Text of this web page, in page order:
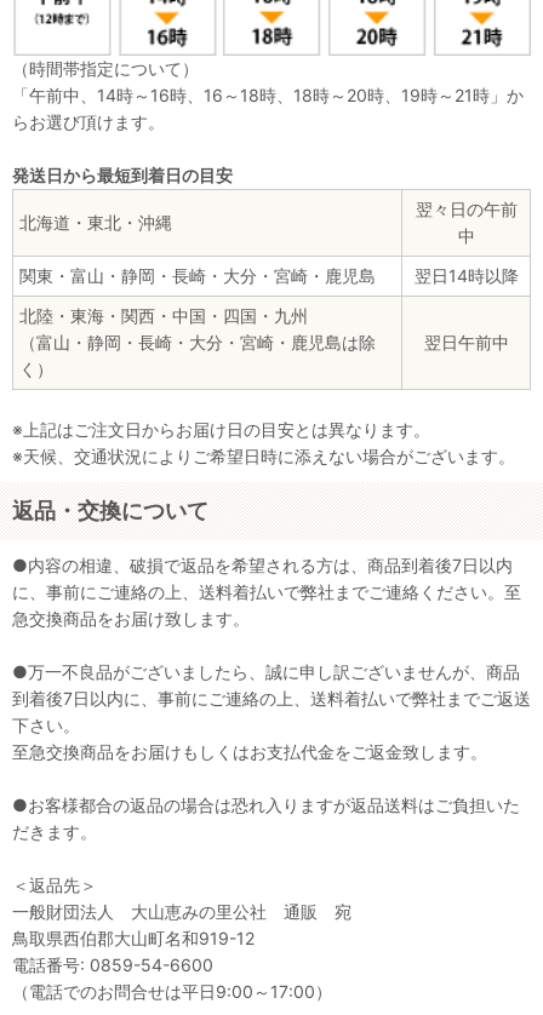
（時間帯指定について）
「午前中、14時～16時、16～18時、18時～20時、19時～21時」か
らお選び頂けます。
発送日から最短到着日の目安
北海道・東北・沖縄
翌々日の午前
中
関東・富山・静岡・長崎・大分・宮崎・鹿児島
翌日14時以降
北陸・東海・関西・中国・四国・九州
（富山・静岡・長崎・大分・宮崎・鹿児島は除
く）
翌日午前中
※上記はご注文日からお届け日の目安とは異なります。
※天候、交通状況によりご希望日時に添えない場合がございます。
返品・交換について
●内容の相違、破損で返品を希望される方は、商品到着後7日以内
に、事前にご連絡の上、送料着払いで弊社までご連絡ください。至
急交換商品をお届け致します。
●万一不良品がございましたら、誠に申し訳ございませんが、商品
到着後7日以内に、事前にご連絡の上、送料着払いで弊社までご返送
下さい。
至急交換商品をお届けもしくはお支払代金をご返金致します。
●お客様都合の返品の場合は恐れ入りますが返品送料はご負担いた
だきます。
＜返品先＞
一般財団法人 大山恵みの里公社 通販 宛
鳥取県西伯郡大山町名和919-12
電話番号: 0859-54-6600
（電話でのお問合せは平日9:00～17:00）